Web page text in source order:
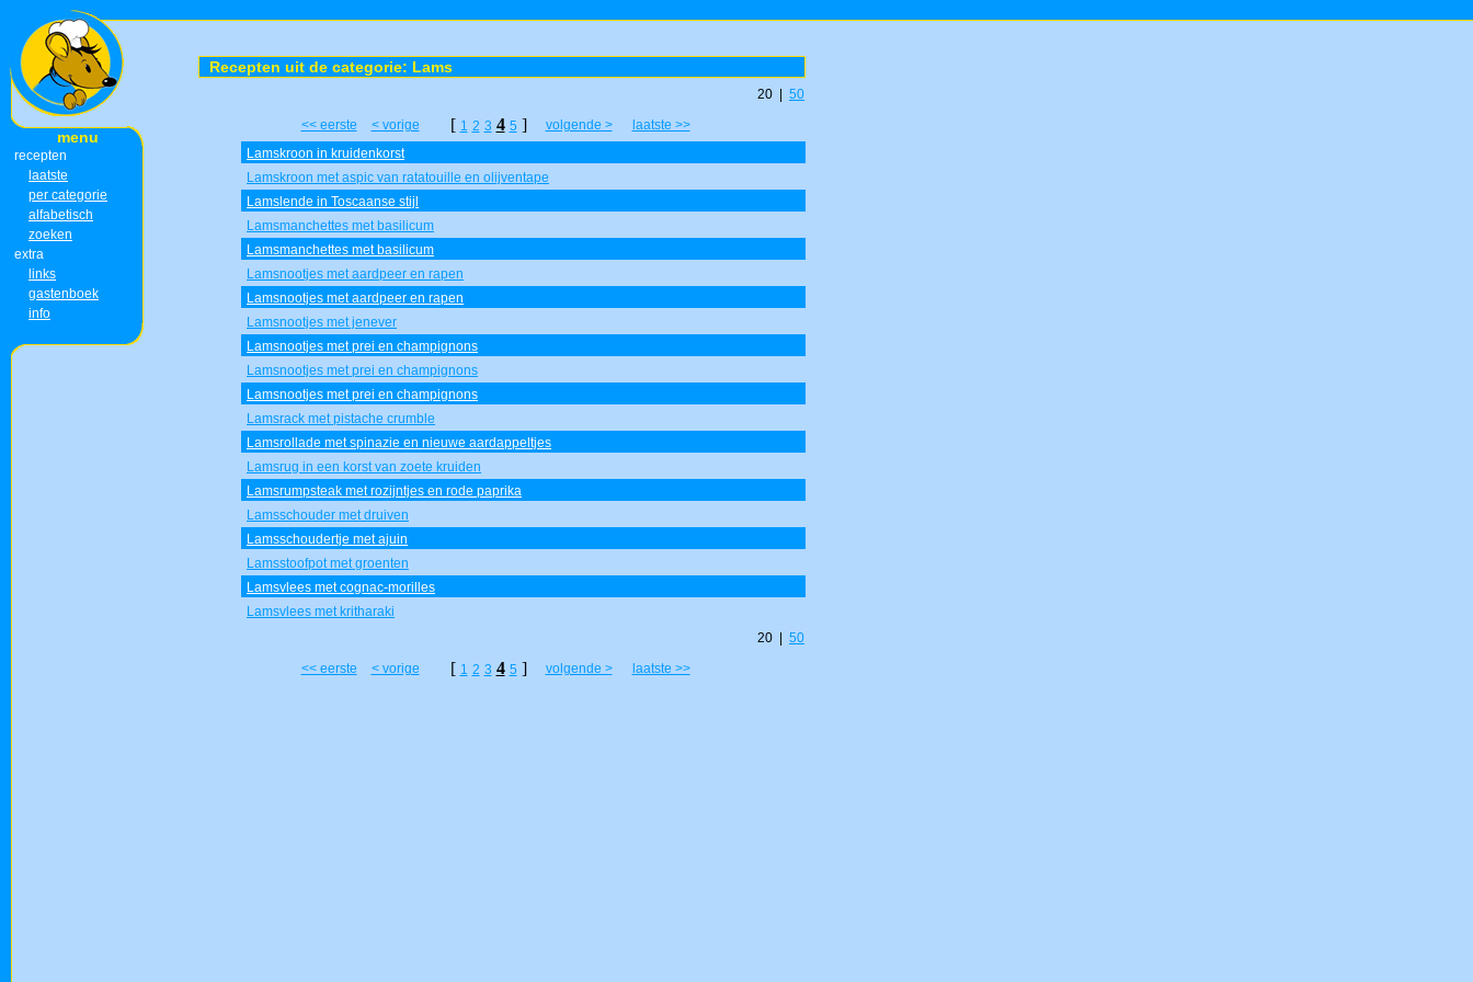
menu
recepten
laatste
per categorie
alfabetisch
zoeken
extra
links
gastenboek
info
Recepten uit de categorie: Lams
20 | 50
<< eerste
< vorige [ 1 2 3 4 5 ] volgende >
laatste >>
Lamskroon in kruidenkorst
Lamskroon met aspic van ratatouille en olijventape
Lamslende in Toscaanse stijl
Lamsmanchettes met basilicum
Lamsmanchettes met basilicum
Lamsnootjes met aardpeer en rapen
Lamsnootjes met aardpeer en rapen
Lamsnootjes met jenever
Lamsnootjes met prei en champignons
Lamsnootjes met prei en champignons
Lamsnootjes met prei en champignons
Lamsrack met pistache crumble
Lamsrollade met spinazie en nieuwe aardappeltjes
Lamsrug in een korst van zoete kruiden
Lamsrumpsteak met rozijntjes en rode paprika
Lamsschouder met druiven
Lamsschoudertje met ajuin
Lamsstoofpot met groenten
Lamsvlees met cognac-morilles
Lamsvlees met kritharaki
20 | 50
<< eerste
< vorige [ 1 2 3 4 5 ] volgende > laatste >>